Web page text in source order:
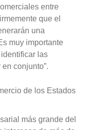
entre
que el
una
muy importante
las
conjunto”.
de los Estados
más grande del